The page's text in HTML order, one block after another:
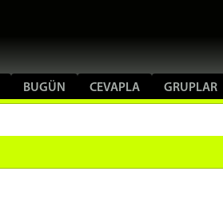
BUGÜN CEVAPLA GRUPLAR